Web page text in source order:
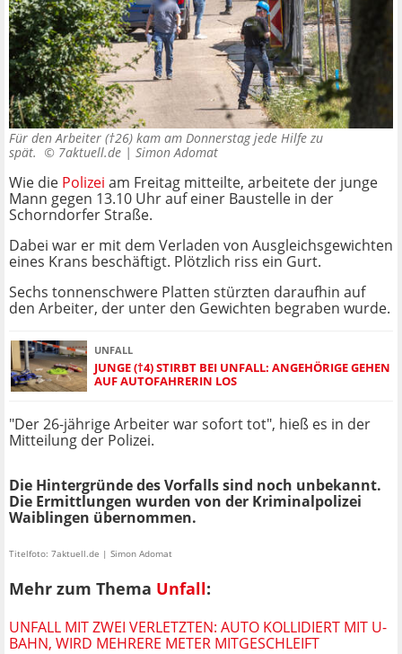
Für den Arbeiter (†26) kam am Donnerstag jede Hilfe zu
spät. © 7aktuell.de | Simon Adomat
Wie die Polizei am Freitag mitteilte, arbeitete der junge
Mann gegen 13.10 Uhr auf einer Baustelle in der
Schorndorfer Straße.
Dabei war er mit dem Verladen von Ausgleichsgewichten
eines Krans beschäftigt. Plötzlich riss ein Gurt.
Sechs tonnenschwere Platten stürzten daraufhin auf
den Arbeiter, der unter den Gewichten begraben wurde.
UNFALL
JUNGE (†4) STIRBT BEI UNFALL: ANGEHÖRIGE GEHEN
AUF AUTOFAHRERIN LOS
"Der 26-jährige Arbeiter war sofort tot", hieß es in der
Mitteilung der Polizei.
Die Hintergründe des Vorfalls sind noch unbekannt.
Die Ermittlungen wurden von der Kriminalpolizei
Waiblingen übernommen.
Titelfoto: 7aktuell.de | Simon Adomat
Mehr zum Thema Unfall:
UNFALL MIT ZWEI VERLETZTEN: AUTO KOLLIDIERT MIT U-
BAHN, WIRD MEHRERE METER MITGESCHLEIFT